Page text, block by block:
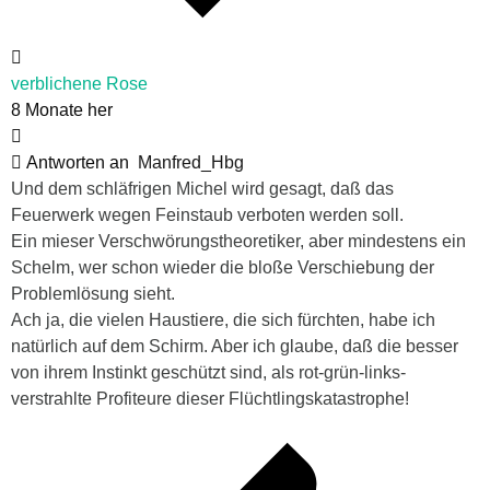
verblichene Rose
8 Monate her
Antworten an
Manfred_Hbg
Und dem schläfrigen Michel wird gesagt, daß das
Feuerwerk wegen Feinstaub verboten werden soll.
Ein mieser Verschwörungstheoretiker, aber mindestens ein
Schelm, wer schon wieder die bloße Verschiebung der
Problemlösung sieht.
Ach ja, die vielen Haustiere, die sich fürchten, habe ich
natürlich auf dem Schirm. Aber ich glaube, daß die besser
von ihrem Instinkt geschützt sind, als rot-grün-links-
verstrahlte Profiteure dieser Flüchtlingskatastrophe!